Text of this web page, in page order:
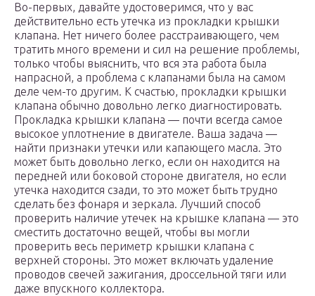
Во-первых, давайте удостоверимся, что у вас
действительно есть утечка из прокладки крышки
клапана. Нет ничего более расстраивающего, чем
тратить много времени и сил на решение проблемы,
только чтобы выяснить, что вся эта работа была
напрасной, а проблема с клапанами была на самом
деле чем-то другим. К счастью, прокладки крышки
клапана обычно довольно легко диагностировать.
Прокладка крышки клапана — почти всегда самое
высокое уплотнение в двигателе. Ваша задача —
найти признаки утечки или капающего масла. Это
может быть довольно легко, если он находится на
передней или боковой стороне двигателя, но если
утечка находится сзади, то это может быть трудно
сделать без фонаря и зеркала. Лучший способ
проверить наличие утечек на крышке клапана — это
сместить достаточно вещей, чтобы вы могли
проверить весь периметр крышки клапана с
верхней стороны. Это может включать удаление
проводов свечей зажигания, дроссельной тяги или
даже впускного коллектора.